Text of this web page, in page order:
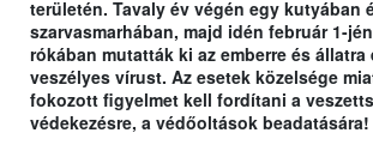
területén. Tavaly év végén egy kutyában
szarvasmarhában, majd idén február 1-
rókában mutatták ki az emberre és állatra
veszélyes vírust. Az esetek közelsége
fokozott figyelmet kell fordítani a
védekezésre, a védőoltások beadatására!